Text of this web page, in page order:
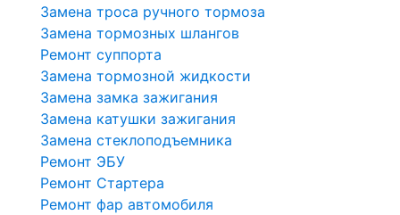
Замена троса ручного тормоза
Замена тормозных шлангов
Ремонт суппорта
Замена тормозной жидкости
Замена замка зажигания
Замена катушки зажигания
Замена стеклоподъемника
Ремонт ЭБУ
Ремонт Стартера
Ремонт фар автомобиля